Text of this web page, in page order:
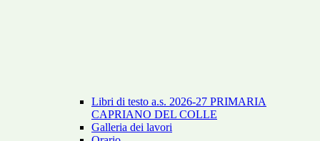
Libri di testo a.s. 2026-27 PRIMARIA
CAPRIANO DEL COLLE
Galleria dei lavori